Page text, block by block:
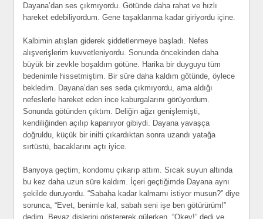
Dayana’dan ses çıkmıyordu. Götünde daha rahat ve hızlı
hareket edebiliyordum. Gene taşaklarıma kadar giriyordu içine.
Kalbimin atışları giderek şiddetlenmeye başladı. Nefes
alışverişlerim kuvvetleniyordu. Sonunda öncekinden daha
büyük bir zevkle boşaldım götüne. Harika bir duyguyu tüm
bedenimle hissetmiştim. Bir süre daha kaldım götünde, öylece
bekledim. Dayana’dan ses seda çıkmıyordu, ama aldığı
nefeslerle hareket eden ince kaburgalarını görüyordum.
Sonunda götünden çıktım. Deliğin ağzı genişlemişti,
kendiliğinden açılıp kapanıyor gibiydi. Dayana yavaşça
doğruldu, küçük bir inilti çıkardıktan sonra uzandı yatağa
sırtüstü, bacaklarını açtı iyice.
Banyoya geçtim, kondomu çıkarıp attım. Sıcak suyun altında
bu kez daha uzun süre kaldım. İçeri geçtiğimde Dayana aynı
şekilde duruyordu. “Sabaha kadar kalmamı istiyor musun?” diye
sorunca, “Evet, benimle kal, sabah seni işe ben götürürüm!”
dedim. Beyaz dişlerini göstererek gülerken, “Okey!” dedi ve